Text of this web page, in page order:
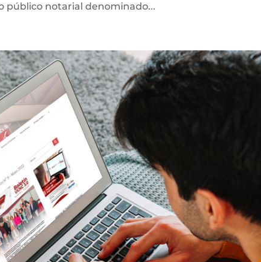
público notarial denominado...